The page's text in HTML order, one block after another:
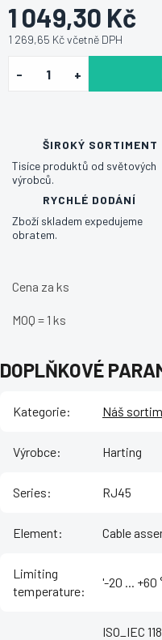
1 049,30 Kč
1 269,65 Kč včetně DPH
ŠIROKÝ SORTIMENT
Tisíce produktů od světových
výrobců.
RYCHLÉ DODÁNÍ
Zboží skladem expedujeme
obratem.
Cena za ks
MOQ = 1 ks
DOPLŇKOVÉ
Kategorie: Náš
Výrobce: Harting
Series: RJ45
Element: Cable
Limiting
temperature:
'-20 ... +60
ISO_IEC